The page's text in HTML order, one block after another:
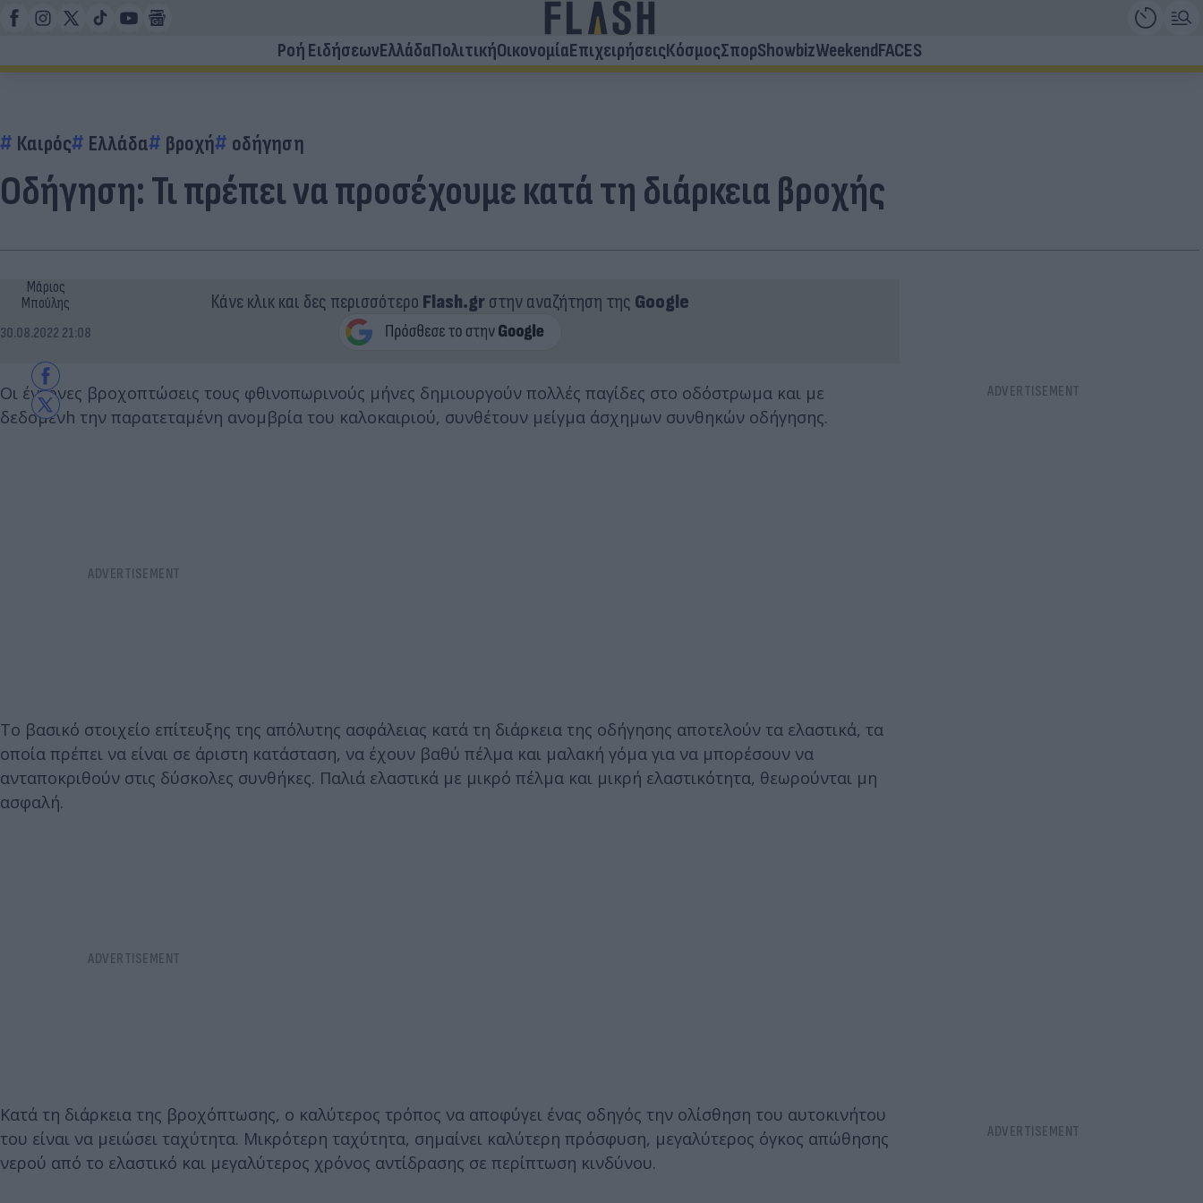
Ροή ΕιδήσεωνΕλλάδαΠολιτικήΟικονομίαΕπιχειρήσειςΚόσμοςΣπορShowbizWeekendFACES
Καιρός Ελλάδα βροχή οδήγηση
Οδήγηση: Τι πρέπει να προσέχουμε κατά τη διάρκεια βροχής
Μάριος
Μπούλης
30.08.2022 21:08
Κάνε κλικ και δες περισσότερο Flash.grστην αναζήτηση της Google
Οι έντονες βροχοπτώσεις τους φθινοπωρινούς μήνες δημιουργούν πολλές παγίδες στο οδόστρωμα και με
δεδομένh την παρατεταμένη ανομβρία του καλοκαιριού, συνθέτουν μείγμα άσχημων συνθηκών οδήγησης.
Το βασικό στοιχείο επίτευξης της απόλυτης ασφάλειας κατά τη διάρκεια της οδήγησης αποτελούν τα ελαστικά, τα
οποία πρέπει να είναι σε άριστη κατάσταση, να έχουν βαθύ πέλμα και μαλακή γόμα για να μπορέσουν να
ανταποκριθούν στις δύσκολες συνθήκες. Παλιά ελαστικά με μικρό πέλμα και μικρή ελαστικότητα, θεωρούνται μη
ασφαλή.
Κατά τη διάρκεια της βροχόπτωσης, ο καλύτερος τρόπος να αποφύγει ένας οδηγός την ολίσθηση του αυτοκινήτου
του είναι να μειώσει ταχύτητα. Μικρότερη ταχύτητα, σημαίνει καλύτερη πρόσφυση, μεγαλύτερος όγκος απώθησης
νερού από το ελαστικό και μεγαλύτερος χρόνος αντίδρασης σε περίπτωση κινδύνου.